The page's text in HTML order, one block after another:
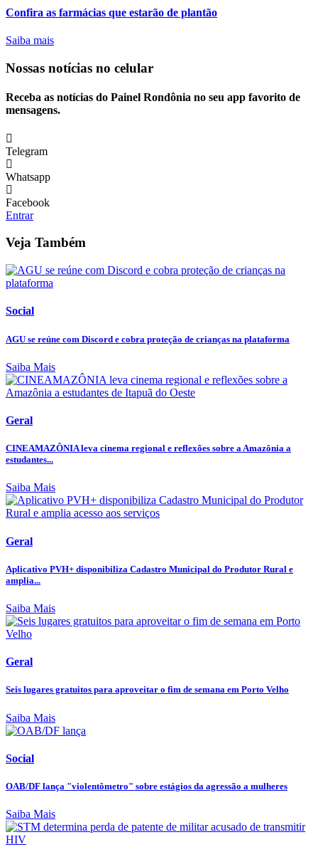
Confira as farmácias que estarão de plantão
Saiba mais
Nossas notícias no celular
Receba as notícias do Painel Rondônia no seu app favorito de
mensagens.
Telegram
Whatsapp
Facebook
Entrar
Veja Também
Social
AGU se reúne com Discord e cobra proteção de crianças na plataforma
Saiba Mais
Geral
CINEAMAZÔNIA leva cinema regional e reflexões sobre a Amazônia a
estudantes...
Saiba Mais
Geral
Aplicativo PVH+ disponibiliza Cadastro Municipal do Produtor Rural e
amplia...
Saiba Mais
Geral
Seis lugares gratuitos para aproveitar o fim de semana em Porto Velho
Saiba Mais
Social
OAB/DF lança "violentômetro" sobre estágios da agressão a mulheres
Saiba Mais